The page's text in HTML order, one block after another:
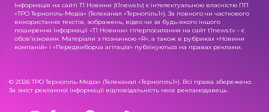
Інформація на сайті Т1 Новини (t1news.tv) є інтелектуальною власністю ПП
«ТРО Тернопіль-Медіа» (Телеканал «Тернопіль1»). За повного чи часткового
використання текстів, зображень, відео чи за будь-якого іншого
поширення інформації «Т1 Новини» гіперпосилання на сайт t1news.tv – є
обов'язковим. Матеріали з позначкою «R», а також в рубриках «Новини
компаній» і «Передвиборча агітація» публікуються на правах реклами.
© 2026 ТРО Тернопіль-Медіа» (Телеканал «Тернопіль1»). Всі права збережено.
За зміст рекламної інформації відповідальність несе рекламодавець.